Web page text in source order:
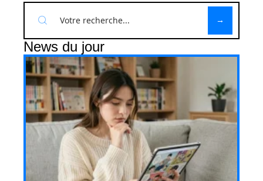
News du jour